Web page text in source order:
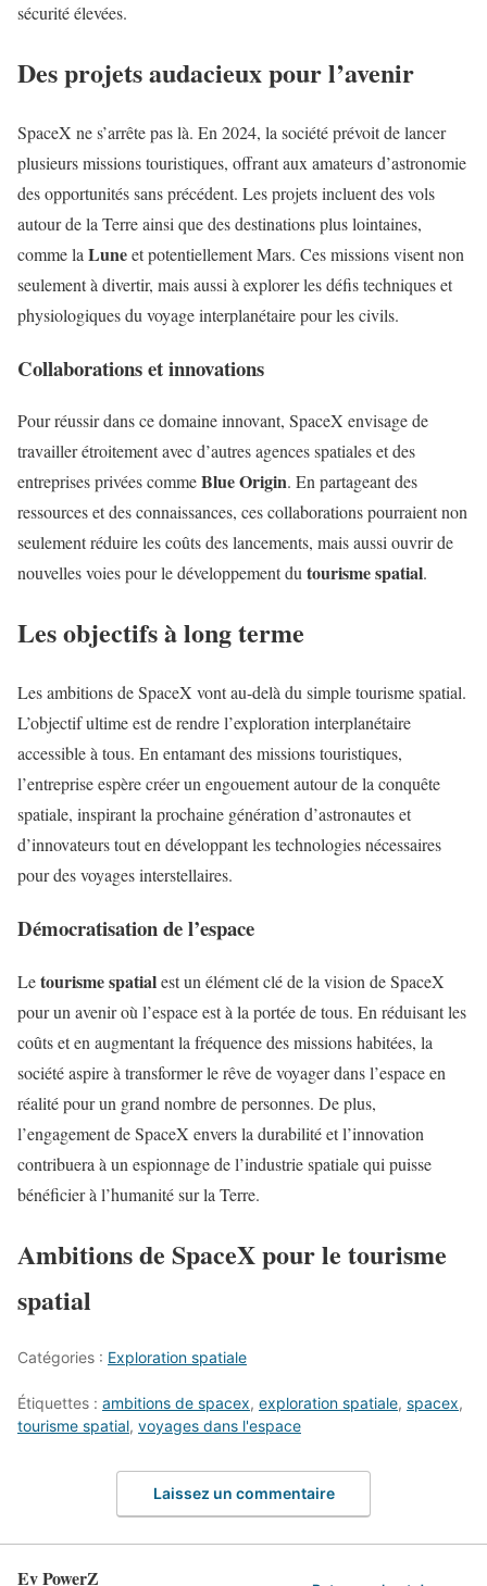
sécurité élevées.
Des projets audacieux pour l’avenir
SpaceX ne s’arrête pas là. En 2024, la société prévoit de lancer
plusieurs missions touristiques, offrant aux amateurs d’astronomie
des opportunités sans précédent. Les projets incluent des vols
autour de la Terre ainsi que des destinations plus lointaines,
comme la Luneet potentiellement Mars. Ces missions visent non
seulement à divertir, mais aussi à explorer les défis techniques et
physiologiques du voyage interplanétaire pour les civils.
Collaborations et innovations
Pour réussir dans ce domaine innovant, SpaceX envisage de
travailler étroitement avec d’autres agences spatiales et des
entreprises privées commeBlue Origin. En partageant des
ressources et des connaissances, ces collaborations pourraient non
seulement réduire les coûts des lancements, mais aussi ouvrir de
nouvelles voies pour le développement dutourisme spatial.
Les objectifs à long terme
Les ambitions de SpaceX vont au-delà du simple tourisme spatial.
L’objectif ultime est de rendre l’exploration interplanétaire
accessible à tous. En entamant des missions touristiques,
l’entreprise espère créer un engouement autour de la conquête
spatiale, inspirant la prochaine génération d’astronautes et
d’innovateurs tout en développant les technologies nécessaires
pour des voyages interstellaires.
Démocratisation de l’espace
Letourisme spatialest un élément clé de la vision de SpaceX
pour un avenir où l’espace est à la portée de tous. En réduisant les
coûts et en augmentant la fréquence des missions habitées, la
société aspire à transformer le rêve de voyager dans l’espace en
réalité pour un grand nombre de personnes. De plus,
l’engagement de SpaceX envers la durabilité et l’innovation
contribuera à un espionnage de l’industrie spatiale qui puisse
bénéficier à l’humanité sur la Terre.
Ambitions de SpaceX pour le tourisme
spatial
Catégories : Exploration spatiale
Étiquettes : ambitions de spacex, exploration spatiale, spacex,
tourisme spatial, voyages dans l'espace
Laissez un commentaire
Ev PowerZ